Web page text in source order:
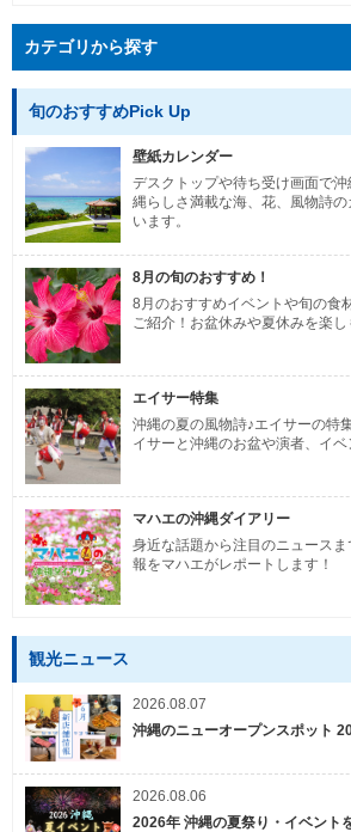
カテゴリから探す
旬のおすすめPick Up
壁紙カレンダー
デスクトップや待ち受け画面で
縄らしさ満載な海、花、風物詩
います。
8月の旬のおすすめ！
8月のおすすめイベントや旬の食
ご紹介！お盆休みや夏休みを楽し
エイサー特集
沖縄の夏の風物詩♪エイサーの特
イサーと沖縄のお盆や演者、イベ
マハエの沖縄ダイアリー
身近な話題から注目のニュース
報をマハエがレポートします！
観光ニュース
2026.08.07
沖縄のニューオープンスポット
2026.08.06
2026年 沖縄の夏祭り・イベント